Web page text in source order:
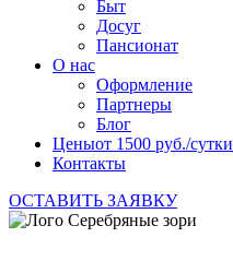
Быт
Досуг
Пансионат
О нас
Оформление
Партнеры
Блог
Ценыот 1500 руб./сутки
Контакты
ОСТАВИТЬ ЗАЯВКУ